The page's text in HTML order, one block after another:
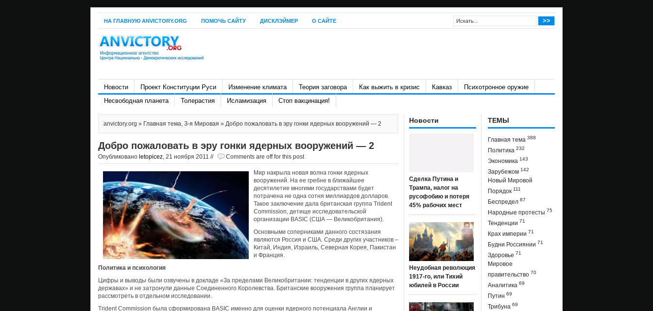
НА ГЛАВНУЮ ANVICTORY.ORG ПОМОЧЬ САЙТУ ДИСКЛЭЙМЕР О САЙТЕ
Новости Проект Конституции Руси Изменение климата Теория заговора Как выжить в кризис Кавказ
Психотронное оружие
Несвободная планета
Толерастия Исламизация Стоп вакцинация!
anvictory.org » Главная тема, З-я Мировая » Добро пожаловать в эру гонки ядерных вооружений — 2
Добро пожаловать в эру гонки ядерных вооружений — 2
Опубликовано letopicez, 21 ноября 2011 // Comments are off for this post
Мир накрыла новая волна гонки ядерных
вооружений. На ее гребне в ближайшее
десятилетие многими государствами будет
потрачена не одна сотня миллиардов долларов.
Такое заключение дала британская группа Trident
Commission, детище исследовательской
организации BASIC (США — Великобритания).
Основными соперниками данного состязания
являются Россия и США. Среди других участников –
Китай, Индия, Израиль, Северная Корея, Пакистан
и Франция.
Политика и психология
Цифры и выводы были озвучены в докладе «За пределами Великобритании: тенденции в других ядерных
державах» и не затронули данные Соединенного Королевства. Британские вооружения группа планирует
рассмотреть в отдельном исследовании.
Trident Commission была сформирована BASIC именно для оценки ядерного потенциала Англии и
Новости
Сделка Путина и
Трампа, налог на
русофобию и потеря
45% рабочих мест
Неудобная революция
1917-го, или Тихий
юбилей в России
ТЕМЫ
Главная тема 388
Политика 232
Экономика 143
Зарубежом 142
Новый Мировой
Порядок 111
Беспредел 87
Народные протесты 75
Тенденции 71
Крах империи 71
Будни Россиянии 71
Здоровье 71
Мировое
правительство 70
Аналитика 69
Путин 69
Трибуна 69